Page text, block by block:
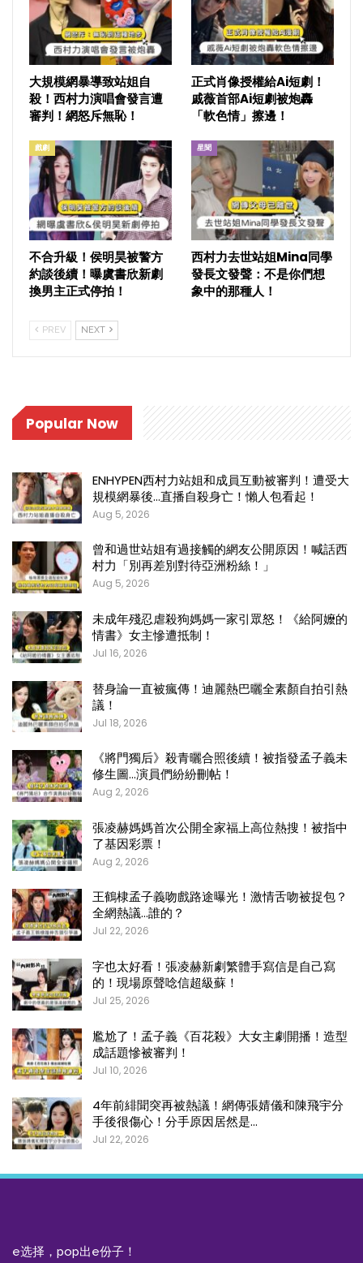
大規模網暴導致站姐自
殺！西村力演唱會發言遭
審判！網怒斥無恥！
正式肖像授權給Ai短劇！
戚薇首部Ai短劇被炮轟
「軟色情」擦邊！
戲劇
不合升級！侯明昊被警方
約談後續！曝虞書欣新劇
換男主正式停拍！
星聞
西村力去世站姐Mina同學
發長文發聲：不是你們想
象中的那種人！
PREV NEXT
Popular Now
ENHYPEN西村力站姐和成員互動被審判！遭受大
規模網暴後…直播自殺身亡！懶人包看起！
Aug 5, 2026
曾和過世站姐有過接觸的網友公開原因！喊話西
村力「別再差別對待亞洲粉絲！」
Aug 5, 2026
未成年殘忍虐殺狗媽媽一家引眾怒！《給阿嬤的
情書》女主慘遭抵制！
Jul 16, 2026
替身論一直被瘋傳！迪麗熱巴曬全素顏自拍引熱
議！
Jul 18, 2026
《將門獨后》殺青曬合照後續！被指發孟子義未
修生圖…演員們紛紛刪帖！
Aug 2, 2026
張凌赫媽媽首次公開全家福上高位熱搜！被指中
了基因彩票！
Aug 2, 2026
王鶴棣孟子義吻戲路途曝光！激情舌吻被捉包？
全網熱議…誰的？
Jul 22, 2026
字也太好看！張凌赫新劇繁體手寫信是自己寫
的！現場原聲唸信超級蘇！
Jul 25, 2026
尷尬了！孟子義《百花殺》大女主劇開播！造型
成話題慘被審判！
Jul 10, 2026
4年前緋聞突再被熱議！網傳張婧儀和陳飛宇分
手後很傷心！分手原因居然是…
Jul 22, 2026
e选择，pop出e份子！